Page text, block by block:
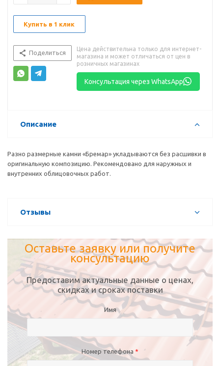
Купить в 1 клик
Поделиться
Цена действительна только для интернет-
магазина и может отличаться от цен в
розничных магазинах
Консультация через WhatsApp
Описание
Разно размерные камни «Бремар» укладываются без расшивки в
оригинальную композицию. Рекомендовано для наружных и
внутренних облицовочных работ.
Отзывы
Оставьте заявку или получите
консультацию
Предоставим актуальные данные о ценах,
скидках и сроках поставки
Имя
Номер телефона *